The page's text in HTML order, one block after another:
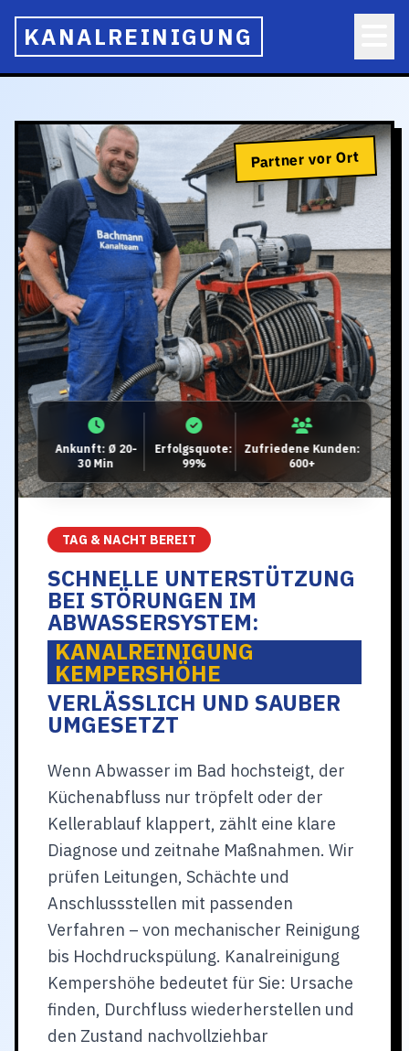
KANALREINIGUNG
Partner vor Ort
Ankunft: Ø 20-
30 Min
Erfolgsquote:
99%
Zufriedene Kunden:
600+
TAG & NACHT BEREIT
SCHNELLE UNTERSTÜTZUNG
BEI STÖRUNGEN IM
ABWASSERSYSTEM:
KANALREINIGUNG
KEMPERSHÖHE
VERLÄSSLICH UND SAUBER
UMGESETZT
Wenn Abwasser im Bad hochsteigt, der
Küchenabfluss nur tröpfelt oder der
Kellerablauf klappert, zählt eine klare
Diagnose und zeitnahe Maßnahmen. Wir
prüfen Leitungen, Schächte und
Anschlussstellen mit passenden
Verfahren – von mechanischer Reinigung
bis Hochdruckspülung. Kanalreinigung
Kempershöhe bedeutet für Sie: Ursache
finden, Durchfluss wiederherstellen und
den Zustand nachvollziehbar